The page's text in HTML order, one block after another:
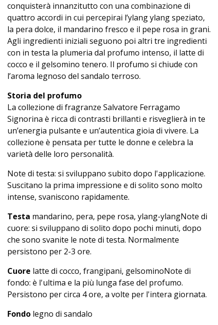
conquisterà innanzitutto con una combinazione di
quattro accordi in cui percepirai l’ylang ylang speziato,
la pera dolce, il mandarino fresco e il pepe rosa in grani.
Agli ingredienti iniziali seguono poi altri tre ingredienti
con in testa la plumeria dal profumo intenso, il latte di
cocco e il gelsomino tenero. Il profumo si chiude con
l’aroma legnoso del sandalo terroso.
Storia del profumo
La collezione di fragranze Salvatore Ferragamo
Signorina è ricca di contrasti brillanti e risveglierà in te
un’energia pulsante e un’autentica gioia di vivere. La
collezione è pensata per tutte le donne e celebra la
varietà delle loro personalità.
Note di testa: si sviluppano subito dopo l'applicazione.
Suscitano la prima impressione e di solito sono molto
intense, svaniscono rapidamente.
Testa mandarino, pera, pepe rosa, ylang-ylangNote di
cuore: si sviluppano di solito dopo pochi minuti, dopo
che sono svanite le note di testa. Normalmente
persistono per 2-3 ore.
Cuore latte di cocco, frangipani, gelsominoNote di
fondo: è l'ultima e la più lunga fase del profumo.
Persistono per circa 4 ore, a volte per l'intera giornata.
Fondo legno di sandalo